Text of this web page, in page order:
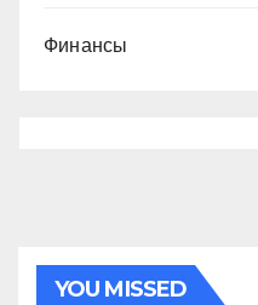
Финансы
YOU MISSED